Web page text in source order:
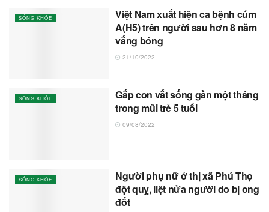
SỐNG KHỎE
Việt Nam xuất hiện ca bệnh cúm
A(H5) trên người sau hơn 8 năm
vắng bóng
21/10/2022
SỐNG KHỎE
Gắp con vắt sống gần một tháng
trong mũi trẻ 5 tuổi
09/08/2022
SỐNG KHỎE
Người phụ nữ ở thị xã Phú Thọ
đột quỵ, liệt nửa người do bị ong
đốt